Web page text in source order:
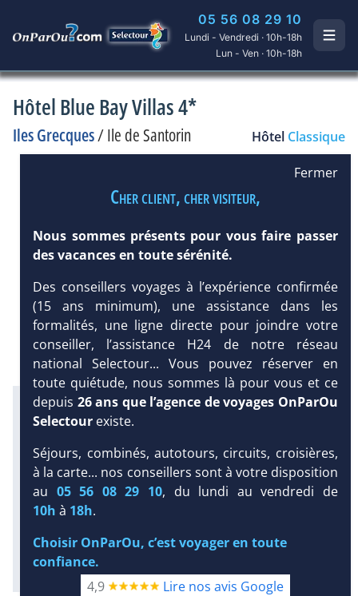
05 56 08 29 10
Lundi - Vendredi · 10h-18h
Lun - Ven · 10h-18h
Hôtel Blue Bay Villas 4*
Iles Grecques/Ile de Santorin Hôtel Classique
DEMANDE
D’INFORMATIONS
Infos météo :
27 °C
7 mm
Dist.Distance:
100 m
Long.Longueur:
3.7 km
Équipement :
26
Tx
Fermer
Cher client, cher visiteur,
Nous sommes présents pour vous faire passer
des vacances en toute sérénité.
Des conseillers voyages à l’expérience confirmée
(15 ans minimum), une assistance dans les
formalités, une ligne directe pour joindre votre
conseiller, l’assistance H24 de notre réseau
national Selectour... Vous pouvez réserver en
toute quiétude, nous sommes là pour vous et ce
depuis 26 ans que l’agence de voyages OnParOu
Selectour existe.
Séjours, combinés, autotours, circuits, croisières,
à la carte... nos conseillers sont à votre disposition
au 05 56 08 29 10, du lundi au vendredi de
10h à 18h.
Choisir OnParOu, c’est voyager en toute
confiance.
4,9
Lire nos avis Google